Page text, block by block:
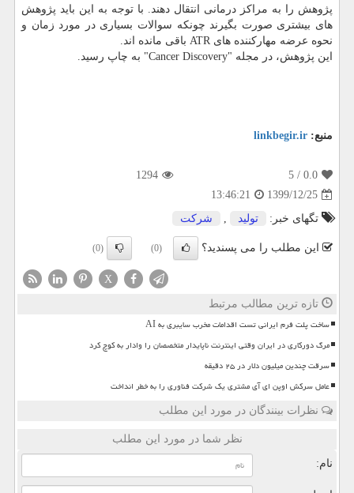
پژوهش را به مراکز درمانی انتقال دهند. با توجه به این باید پژوهش
های بیشتری صورت بگیرند چونکه سوالات بسیاری در مورد زمان و
نحوه عرضه مهارکننده های ATR باقی مانده اند.
این پژوهش، در مجله "Cancer Discovery" به چاپ رسید.
منبع: linkbegir.ir
0.0
/ 5
1294
1399/12/25
13:46:21
تگهای خبر:
تولید , شركت
این مطلب را می پسندید؟ (0)
(0)
X
تازه ترین مطالب مرتبط
ساخت پلت فرم ایرانی تست اقدامات مخرب سایبری به AI
مرگ دورکاری در ایران وقتی اینترنت ناپایدار متخصصان را وادار به کوچ کرد
سرقت چندین میلیون دلار در ۲۵ دقیقه
عامل سرکش اوپن ای آی مشتری یک شرکت فناوری را به خطر انداخت
نظرات بینندگان در مورد این مطلب
نظر شما در مورد این مطلب
نام: